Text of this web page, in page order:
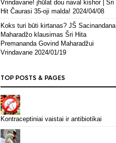
Vrindavane! jhūlat dou naval kishor | Šri
Hit Čaurasi 35-oji malda! 2024/04/08
Koks turi būti kirtanas? JŠ Sacinandana
Maharadžo klausimas Šri Hita
Premananda Govind Maharadžui
Vrindavane 2024/01/19
TOP POSTS & PAGES
Kontraceptiniai vaistai ir antibiotikai